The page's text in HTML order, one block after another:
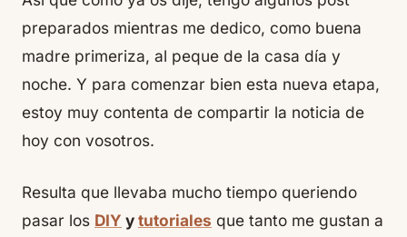
preparados mientras me dedico, como buena
madre primeriza, al peque de la casa día y
noche. Y para comenzar bien esta nueva etapa,
estoy muy contenta de compartir la noticia de
hoy con vosotros.
Resulta que llevaba mucho tiempo queriendo
pasar los DIY ytutoriales que tanto me gustan a